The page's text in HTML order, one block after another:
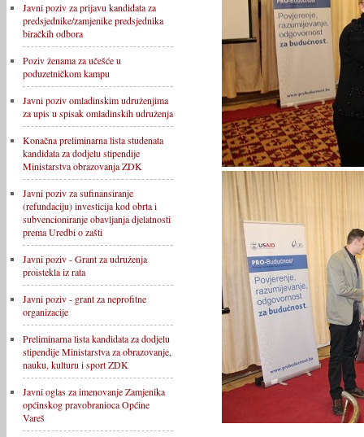
Javni poziv za prijavu kandidata za
predsjednike/zamjenike predsjednika
biračkih odbora
Poziv ženama za učešće u
poduzetničkom kampu
Javni poziv omladinskim udruženjima
za upis u spisak omladinskih udruženja
Konačna preliminarna lista studenata
kandidata za dodjelu stipendije
Ministarstva obrazovanja ZDK
Javni poziv za sufinansiranje
(refundaciju) investicija kod obrta i
subvencioniranje obavljanja djelatnosti
prema Uredbi o zašti
Javni poziv - Grant za udruženja
proistekla iz rata
Javni poziv - grant za neprofitne
organizacije
Preliminarna lista kandidata za dodjelu
stipendije Ministarstva za obrazovanje,
nauku, kulturu i sport ZDK
Javni oglas za imenovanje Zamjenika
općinskog pravobranioca Općine
Vareš